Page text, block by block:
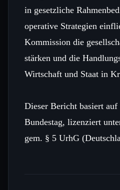
in gesetzliche
operative Strategien
Kommission die
stärken und die
Wirtschaft und Staat in
Dieser Bericht basiert
Bundestag, lizenziert
gem. § 5 UrhG